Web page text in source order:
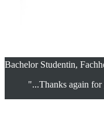
Bachelor Studentin,
"...Thanks again for